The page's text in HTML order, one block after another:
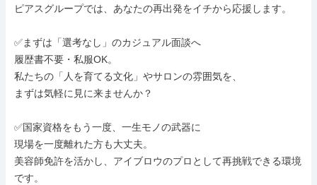
ピアスグループでは、あなたの再出発をイチから応援します。
✅まずは「選考なし」のカジュアル面談へ
履歴書不要・私服OK。
私たちの「人を育てる文化」やサロンの雰囲気を、
まずは気軽に見に来ませんか？
✅国家資格をもう一度、一生モノの武器に
現場を一度離れた方も大丈夫。
美容師免許を活かし、アイブロウのプロとして再挑戦できる環境
です。